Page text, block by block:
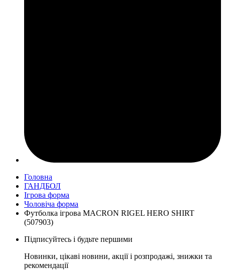
Головна
ГАНДБОЛ
Ігрова форма
Чоловіча форма
Футболка ігрова MACRON RIGEL HERO SHIRT
(507903)
Підписуйтесь і будьте першими
Новинки, цікаві новини, акції і розпродажі, знижки та
рекомендації